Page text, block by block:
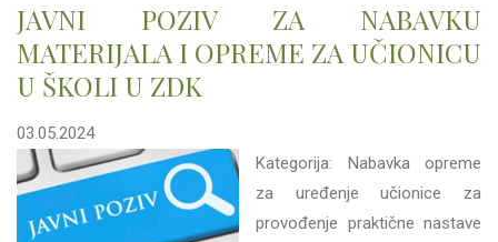
JAVNI POZIV ZA NABAVKU
MATERIJALA I OPREME ZA UČIONICU
U ŠKOLI U ZDK
03.05.2024
Kategorija: Nabavka opreme
za uređenje učionice za
provođenje praktične nastave